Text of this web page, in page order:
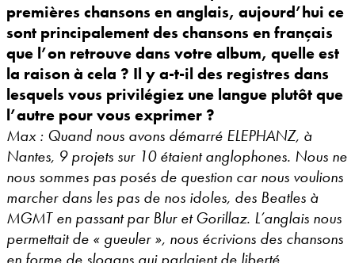
premières chansons en anglais, aujourd’hui ce
sont principalement des chansons en français
que l’on retrouve dans votre album, quelle est
la raison à cela ? Il y a-t-il des registres dans
lesquels vous privilégiez une langue plutôt que
l’autre pour vous exprimer ?
Max : Quand nous avons démarré ELEPHANZ, à
Nantes, 9 projets sur 10 étaient anglophones. Nous ne
nous sommes pas posés de question car nous voulions
marcher dans les pas de nos idoles, des Beatles à
MGMT en passant par Blur et Gorillaz. L’anglais nous
permettait de « gueuler », nous écrivions des chansons